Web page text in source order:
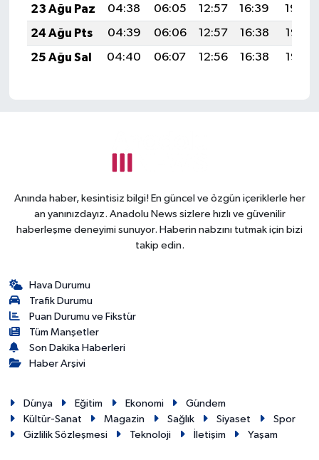
23 Ağu Paz
04:38 06:05 12:57 16:39
19:39
24 Ağu Pts
04:39 06:06 12:57 16:38
19:38
25 Ağu Sal
04:40 06:07 12:56 16:38 19:36
Anında haber, kesintisiz bilgi! En güncel ve özgün içeriklerle her
an yanınızdayız. Anadolu News sizlere hızlı ve güvenilir
haberleşme deneyimi sunuyor. Haberin nabzını tutmak için bizi
takip edin.
Hava Durumu
Trafik Durumu
Puan Durumu ve Fikstür
Tüm Manşetler
Son Dakika Haberleri
Haber Arşivi
Dünya Eğitim Ekonomi
Gündem
Kültür-Sanat
Magazin Sağlık Siyaset
Spor
Gizlilik Sözleşmesi
Teknoloji İletişim Yaşam